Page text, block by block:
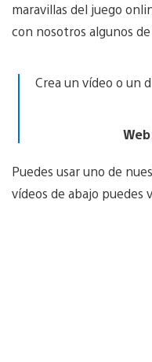
maravillas del juego
con nosotros algunos
Crea un vídeo o un
Puedes usar uno de
vídeos de abajo puedes